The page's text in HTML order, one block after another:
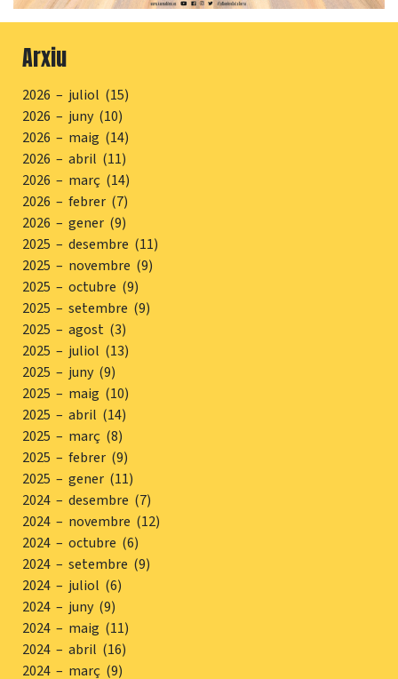
Arxiu
2026 – juliol (15)
2026 – juny (10)
2026 – maig (14)
2026 – abril (11)
2026 – març (14)
2026 – febrer (7)
2026 – gener (9)
2025 – desembre (11)
2025 – novembre (9)
2025 – octubre (9)
2025 – setembre (9)
2025 – agost (3)
2025 – juliol (13)
2025 – juny (9)
2025 – maig (10)
2025 – abril (14)
2025 – març (8)
2025 – febrer (9)
2025 – gener (11)
2024 – desembre (7)
2024 – novembre (12)
2024 – octubre (6)
2024 – setembre (9)
2024 – juliol (6)
2024 – juny (9)
2024 – maig (11)
2024 – abril (16)
2024 – març (9)